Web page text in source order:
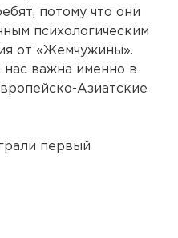
потому что они
психологическим
от «Жемчужины».
нас важна именно в
Азиатские
первый